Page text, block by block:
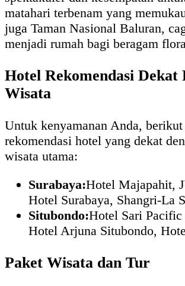
matahari terbenam yang
juga Taman Nasional Baluran,
menjadi rumah bagi beragam
Hotel Rekomendasi Dekat
Wisata
Untuk kenyamanan Anda, berikut
rekomendasi hotel yang dekat
wisata utama:
Surabaya:Hotel Majapahit,
Hotel Surabaya, Shangri-La
Situbondo:Hotel Sari Pacific
Hotel Arjuna Situbondo,
Paket Wisata dan Tur